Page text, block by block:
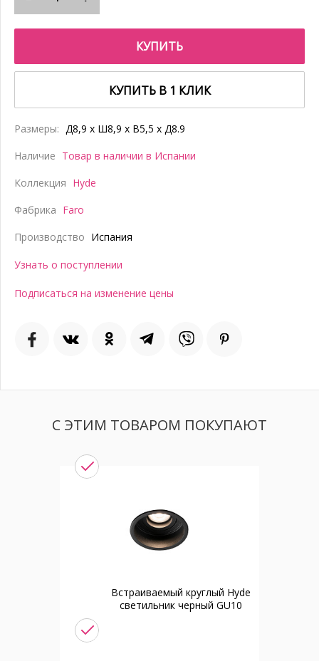
КУПИТЬ
КУПИТЬ В 1 КЛИК
Размеры: Д8,9 x Ш8,9 x В5,5 x Д8.9
Наличие Товар в наличии в Испании
Коллекция Hyde
Фабрика Faro
Производство Испания
Узнать о поступлении
Подписаться на изменение цены
С ЭТИМ ТОВАРОМ ПОКУПАЮТ
Встраиваемый круглый Hyde
светильник черный GU10